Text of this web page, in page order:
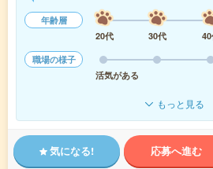
年齢層
20代
30代
職場の様子
活気がある
もっと見る
気になる! 応募へ進む